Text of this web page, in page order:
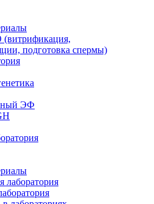
подготовка спермы)
ЭФ
лаборатория